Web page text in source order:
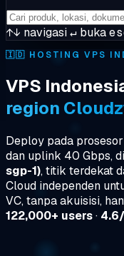
↑↓ navigasi↵ buka
🇮🇩 HOSTING VPS
VPS
region
Deploy pada
dan uplink 40 Gbps,
sgp-1), titik terdekat
Cloud independen
VC, tanpa akuisisi,
122,000+ users·